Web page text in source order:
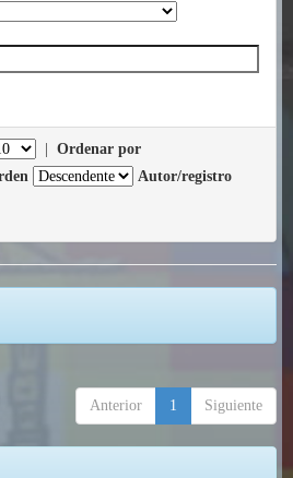
Ordenar por
Autor/registro
Anterior 1 Siguiente